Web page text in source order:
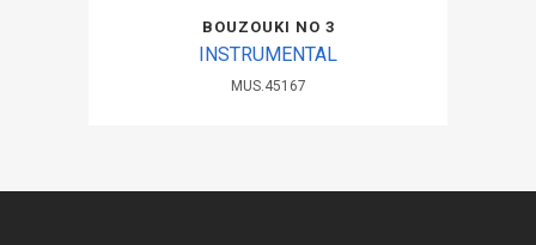
BOUZOUKI ΝΟ 3
INSTRUMENTAL
MUS.45167